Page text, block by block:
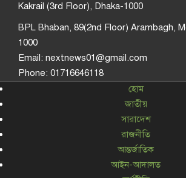
Kakrail (3rd Floor), Dhaka-1000
BPL Bhaban, 89(2nd Floor) Arambagh,
1000
Email: nextnews01@gmail.com
Phone: 01716646118
হোম
জাতীয়
সারাদেশ
রাজনীতি
আন্তর্জাতিক
আইন-আদালত